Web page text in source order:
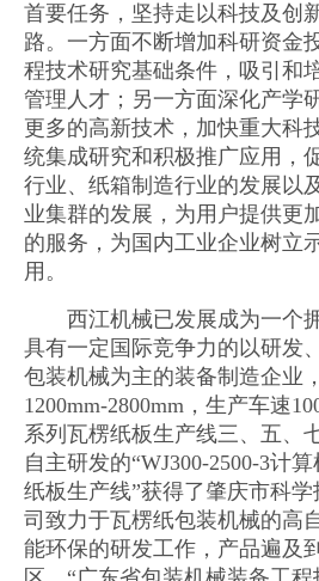
首要任务，坚持走以科技及创
路。一方面不断增加科研资金
程技术研究基础条件，吸引和
管理人才；另一方面深化产学
更多的高新技术，加快重大科
统集成研究和积极推广应用，
行业、纸箱制造行业的发展以
业集群的发展，为用户提供更
的服务，为国内工业企业树立
用。
西江机械已发展成为一个拥
具有一定国际竞争力的以研发
包装机械为主的装备制造企业
1200mm-2800mm，生产车速
系列瓦楞纸板生产线三、五、
自主研发的“WJ300-2500-3计
纸板生产线”获得了肇庆市科
司致力于瓦楞纸包装机械的高
能环保的研发工作，产品遍及